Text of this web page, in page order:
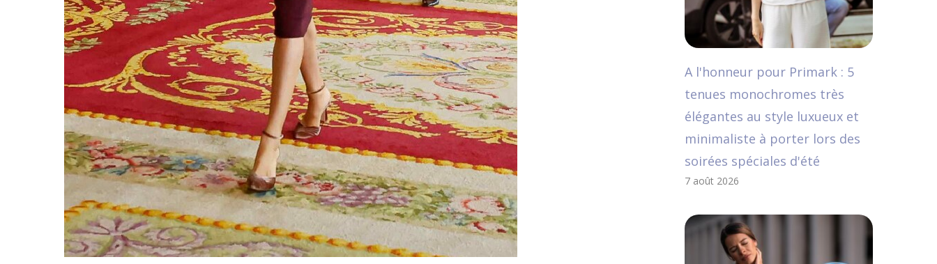
A l'honneur pour Primark : 5
tenues monochromes très
élégantes au style luxueux et
minimaliste à porter lors des
soirées spéciales d'été
7 août 2026